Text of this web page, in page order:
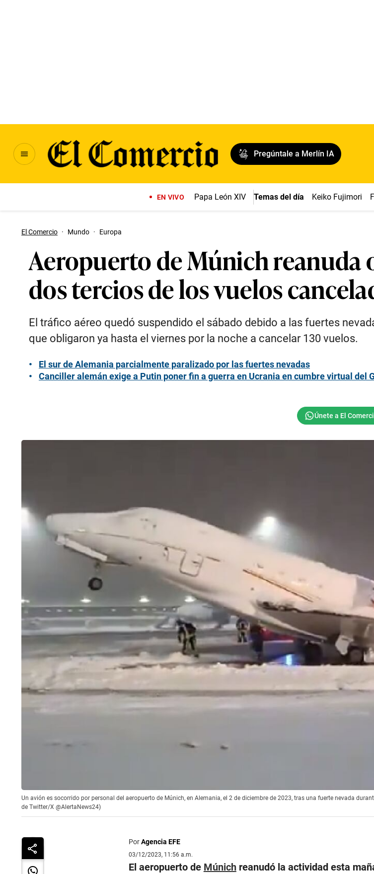
Pregúntale a Merlín IA
EN VIVO Papa León XIV Temas del día Keiko Fujimori
El Comercio · Mundo · Europa
Aeropuerto de Múnich reanuda
dos tercios de los vuelos
El tráfico aéreo quedó suspendido el sábado debido a las fuertes
que obligaron ya hasta el viernes por la noche a cancelar 130 vuelos.
El sur de Alemania parcialmente paralizado por las fuertes nevadas
Canciller alemán exige a Putin poner fin a guerra en Ucrania en cumbre virtual del
Un avión es socorrido por personal del aeropuerto de Múnich, en Alemania, el 2 de diciembre de 2023, tras una fuerte nevada
de Twitter/X @AlertaNews24)
PorAgencia EFE
03/12/2023, 11:56 a.m.
El aeropuerto de Múnichreanudó la actividad esta